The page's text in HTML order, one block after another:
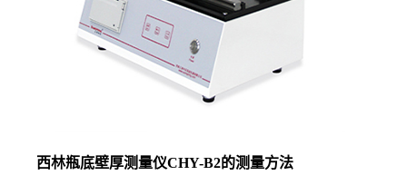
西林瓶底壁厚测量仪CHY-B2的测量方法